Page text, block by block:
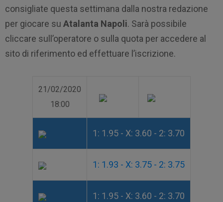
consigliate questa settimana dalla nostra redazione
per giocare su Atalanta Napoli. Sarà possibile
cliccare sull’operatore o sulla quota per accedere al
sito di riferimento ed effettuare l’iscrizione.
21/02/2020
18:00
1: 1.95 - X: 3.60 - 2: 3.70
1: 1.93 - X: 3.75 - 2: 3.75
1: 1.95 - X: 3.60 - 2: 3.70